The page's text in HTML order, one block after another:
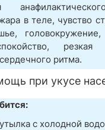
в теле, чувство
головокружение,
резкая
ритма.
при укусе
с холодной